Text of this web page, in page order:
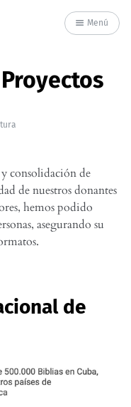
Menú
consolidación de
de nuestros donantes
hemos podido
asegurando su
de